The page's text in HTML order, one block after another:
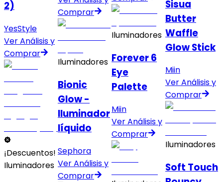
2)
YesStyle
Ver Análisis y
Comprar
¡Descuentos!
Iluminadores
Comprar
Iluminadores
Bionic
Glow -
Iluminador
líquido
Sephora
Ver Análisis y
Comprar
Iluminadores
Forever 6
Eye
Palette
Miin
Ver Análisis y
Comprar
Sisua
Butter
Waffle
Glow Stick
Miin
Ver Análisis y
Comprar
Iluminadores
Soft Touch